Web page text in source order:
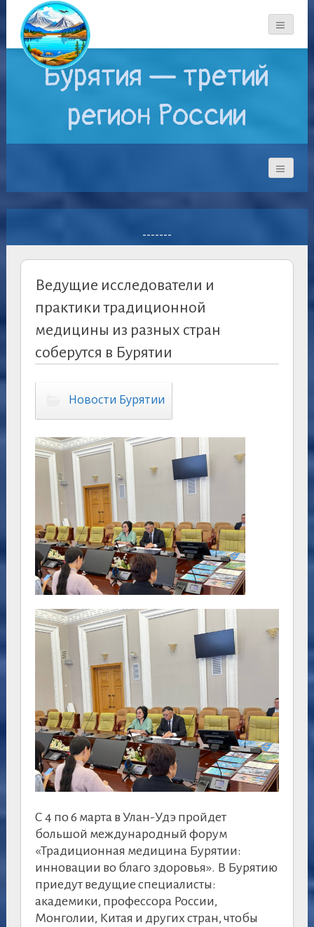
Бурятия — третий
регион России
-------
Ведущие исследователи и
практики традиционной
медицины из разных стран
соберутся в Бурятии
Новости Бурятии
С 4 по 6 марта в Улан-Удэ пройдет
большой международный форум
«Традиционная медицина Бурятии:
инновации во благо здоровья». В Бурятию
приедут ведущие специалисты:
академики, профессора России,
Монголии, Китая и других стран, чтобы